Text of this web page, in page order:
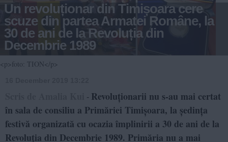
Un revoluționar din Timișoara cere
scuze din partea Armatei Române, la
30 de ani de la Revoluția din
Decembrie 1989
<p>foto: TION</p>
- Revoluționarii nu s-au mai certat
în sala de consiliu a Primăriei Timișoara, la ședința
festivă organizată cu ocazia împlinirii a 30 de ani de la
Revoluția din Decembrie 1989. Primăria nu a mai